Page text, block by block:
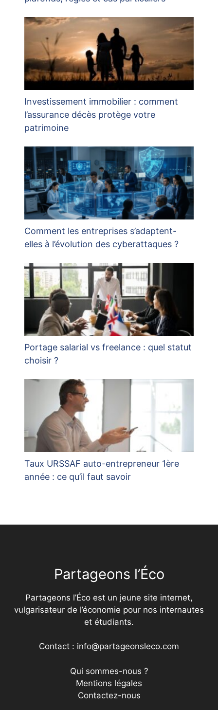
Investissement immobilier : comment
l’assurance décès protège votre
patrimoine
Comment les entreprises s’adaptent-
elles à l’évolution des cyberattaques ?
Portage salarial vs freelance : quel statut
choisir ?
Taux URSSAF auto-entrepreneur 1ère
année : ce qu’il faut savoir
Partageons l’Éco
Partageons l’Éco est un jeune site internet,
vulgarisateur de l’économie pour nos internautes
et étudiants.
Contact : info@partageonsleco.com
Qui sommes-nous ?
Mentions légales
Contactez-nous